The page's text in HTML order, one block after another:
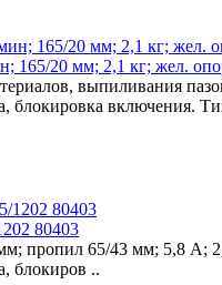
165/20 мм; 2,1 кг; жел.
выпиливания
блокировка включения.
80403
пропил 65/43 мм; 5,8 А;
блокиров ..